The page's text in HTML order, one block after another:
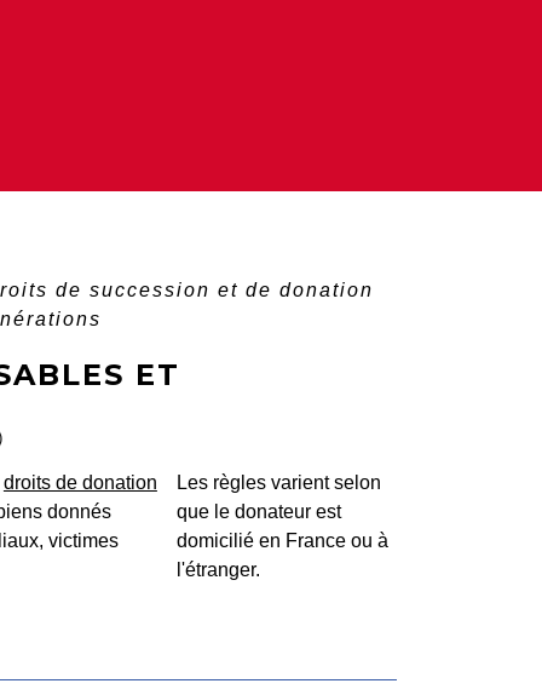
de succession et de donation
ET
droits de donation
donnés
victimes
Les règles varient selon
que le donateur est
domicilié en France ou à
l'étranger.